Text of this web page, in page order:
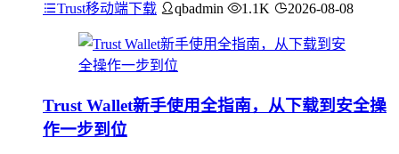
Trust移动端下载 qbadmin 1.1K 2026-08-08
Trust Wallet新手使用全指南，从下载到安全操
作一步到位